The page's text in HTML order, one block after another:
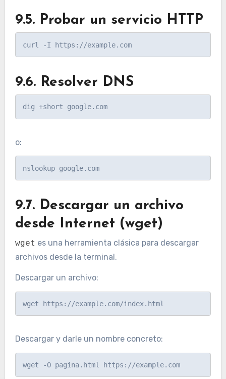
9.5. Probar un servicio HTTP
curl -I https://example.com
9.6. Resolver DNS
dig +short google.com
o:
nslookup google.com
9.7. Descargar un archivo
desde Internet (wget)
wget es una herramienta clásica para descargar
archivos desde la terminal.
Descargar un archivo:
Descargar y darle un nombre concreto:
wget -O pagina.html https://example.com